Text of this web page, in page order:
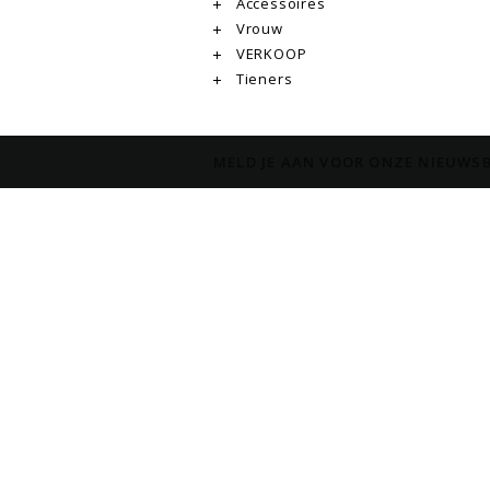
Vrouw
VERKOOP
Tieners